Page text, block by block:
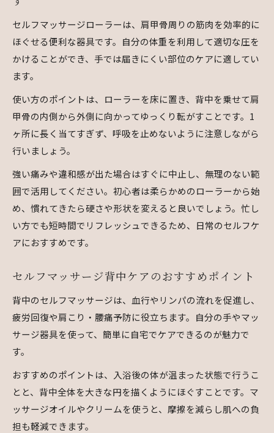
セルフマッサージローラーは、肩甲骨周りの筋肉を効率的に
ほぐせる便利な器具です。自分の体重を利用して適切な圧を
かけることができ、手では届きにくい部位のケアに適してい
ます。
使い方のポイントは、ローラーを床に置き、背中を乗せて肩
甲骨の内側から外側に向かってゆっくり転がすことです。1
ヶ所に長く当てすぎず、呼吸を止めないように注意しながら
行いましょう。
強い痛みや違和感が出た場合はすぐに中止し、無理のない範
囲で活用してください。初心者は柔らかめのローラーから始
め、慣れてきたら硬さや形状を変えると良いでしょう。忙し
い方でも短時間でリフレッシュできるため、日常のセルフケ
アにおすすめです。
セルフマッサージ背中ケアのおすすめポイント
背中のセルフマッサージは、血行やリンパの流れを促進し、
疲労回復や肩こり・腰痛予防に役立ちます。自分の手やマッ
サージ器具を使って、簡単に自宅でケアできるのが魅力で
す。
おすすめのポイントは、入浴後の体が温まった状態で行うこ
とと、背中全体を大きな円を描くようにほぐすことです。マ
ッサージオイルやクリームを使うと、摩擦を減らし肌への負
担も軽減できます。